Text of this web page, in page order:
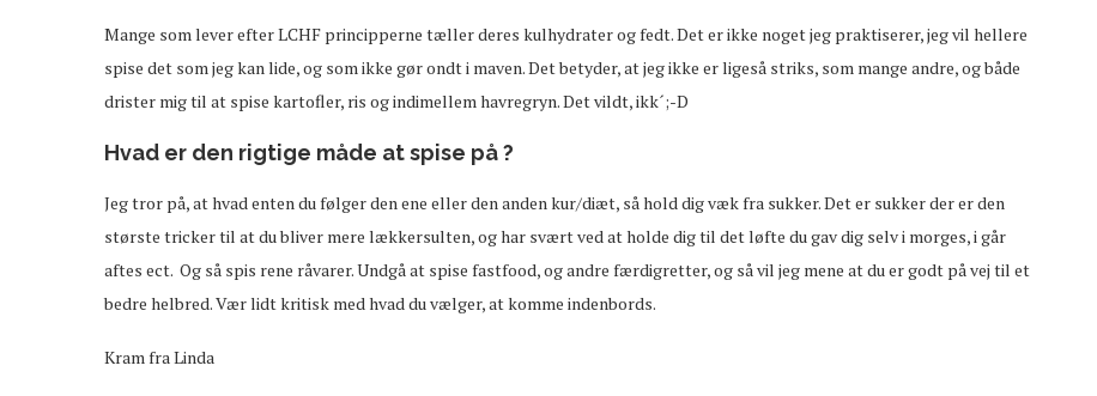
Mange som lever efter LCHF principperne tæller deres kulhydrater og fedt. Det er ikke noget jeg praktiserer, jeg vil hellere
spise det som jeg kan lide, og som ikke gør ondt i maven. Det betyder, at jeg ikke er ligeså striks, som mange andre, og både
drister mig til at spise kartofler, ris og indimellem havregryn. Det vildt, ikk´;-D
Hvad er den rigtige måde at spise på ?
Jeg tror på, at hvad enten du følger den ene eller den anden kur/diæt, så hold dig væk fra sukker. Det er sukker der er den
største tricker til at du bliver mere lækkersulten, og har svært ved at holde dig til det løfte du gav dig selv i morges, i går
aftes ect. Og så spis rene råvarer. Undgå at spise fastfood, og andre færdigretter, og så vil jeg mene at du er godt på vej til et
bedre helbred. Vær lidt kritisk med hvad du vælger, at komme indenbords.
Kram fra Linda